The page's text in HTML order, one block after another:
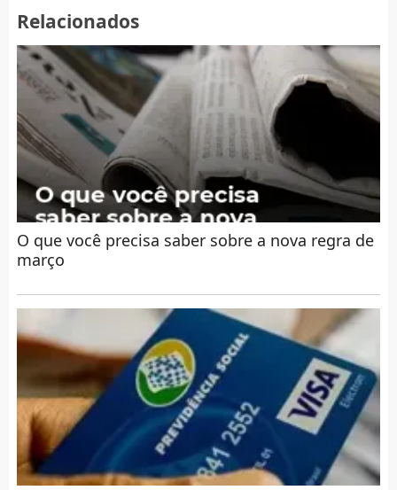
Relacionados
O que você precisa saber sobre a nova regra de
março